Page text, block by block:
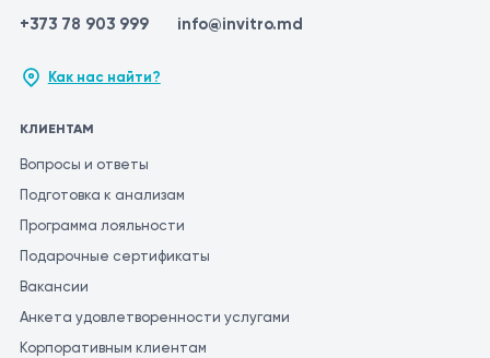
+373 78 903 999 info@invitro.md
Как нас найти?
КЛИЕНТАМ
Вопросы и ответы
Подготовка к анализам
Программа лояльности
Подарочные сертификаты
Вакансии
Анкета удовлетворенности услугами
Корпоративным клиентам